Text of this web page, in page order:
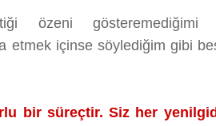
özeni gösteremediğimi
etmek içinse söylediğim gibi
bir süreçtir. Siz her